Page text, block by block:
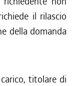
il rilascio
della domanda
titolare di